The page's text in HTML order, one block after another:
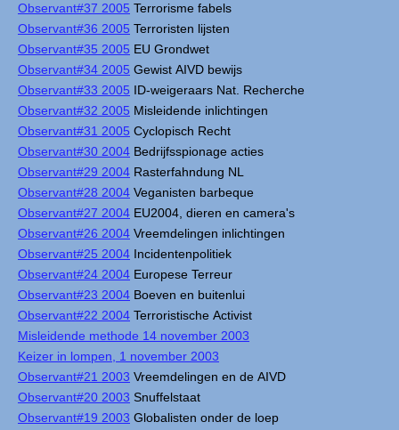
Observant#37 2005 Terrorisme fabels
Observant#36 2005 Terroristen lijsten
Observant#35 2005 EU Grondwet
Observant#34 2005 Gewist AIVD bewijs
Observant#33 2005 ID-weigeraars Nat. Recherche
Observant#32 2005 Misleidende inlichtingen
Observant#31 2005 Cyclopisch Recht
Observant#30 2004 Bedrijfsspionage acties
Observant#29 2004 Rasterfahndung NL
Observant#28 2004 Veganisten barbeque
Observant#27 2004 EU2004, dieren en camera's
Observant#26 2004 Vreemdelingen inlichtingen
Observant#25 2004 Incidentenpolitiek
Observant#24 2004 Europese Terreur
Observant#23 2004 Boeven en buitenlui
Observant#22 2004 Terroristische Activist
Misleidende methode 14 november 2003
Keizer in lompen, 1 november 2003
Observant#21 2003 Vreemdelingen en de AIVD
Observant#20 2003 Snuffelstaat
Observant#19 2003 Globalisten onder de loep